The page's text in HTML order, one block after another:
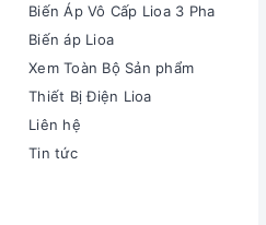
Biến Áp Vô Cấp Lioa 3 Pha
Biến áp Lioa
Xem Toàn Bộ Sản phẩm
Thiết Bị Điện Lioa
Liên hệ
Tin tức